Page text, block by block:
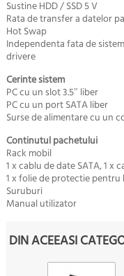
Sustine HDD / SSD 5 V
Rata de transfer a datelor
Hot Swap
Independenta fata de
drivere
Cerinte sistem
PC cu un slot 3.5″ liber
PC cu un port SATA liber
Surse de alimentare cu un
Continutul pachetului
Rack mobil
1 x cablu de date SATA, 1 x
1 x folie de protectie pentru
Suruburi
Manual utilizator
DIN ACEEASI